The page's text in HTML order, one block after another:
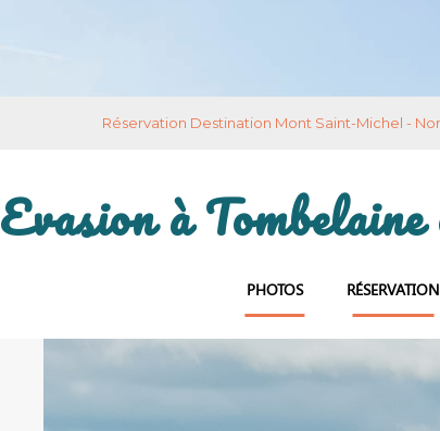
Réservation Destination Mont Saint-Michel -
Evasion à
PHOTOS RÉSERVATION